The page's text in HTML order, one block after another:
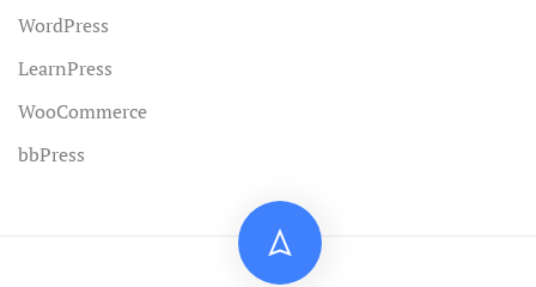
WordPress
LearnPress
WooCommerce
bbPress